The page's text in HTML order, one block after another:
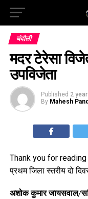
चंदौली
मदर टेरेसा
उपविजेता
Published 2
By Mahesh
Thank you for
प्रथम जिला स्तरीय दो
अशोक कुमार जायसवाल/